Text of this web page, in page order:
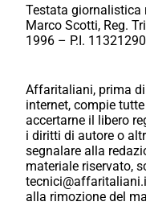
Testata giornalistica
Marco Scotti, Reg.
1996 – P.I.
Affaritaliani, prima
internet, compie
accertarne il libero
i diritti di autore o
segnalare alla
materiale riservato,
alla rimozione del